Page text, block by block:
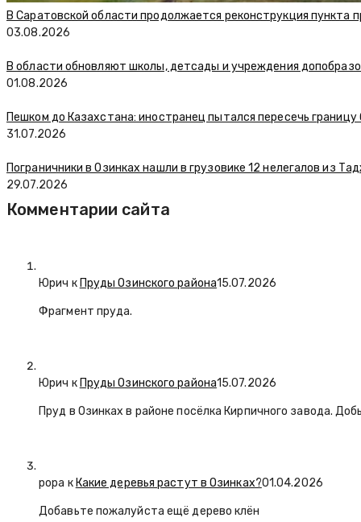
В Саратовской области продолжается реконструкция пункта
03.08.2026
В области обновляют школы, детсады и учреждения
01.08.2026
Пешком до Казахстана: иностранец пытался пересечь
31.07.2026
Пограничники в Озинках нашли в грузовике 12 нелегалов из
29.07.2026
Комментарии сайта
Юрич к Пруды Озинского района15.07.2026
Фрагмент пруда.
Юрич к Пруды Озинского района15.07.2026
Пруд в Озинках в районе посёлка Кирпичного завода.
popa к Какие деревья растут в Озинках?01.04.2026
Добавьте пожалуйста ещё дерево клён